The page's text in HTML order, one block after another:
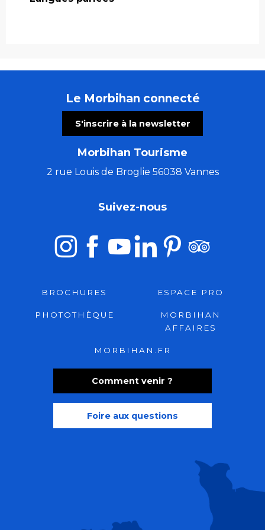
Le Morbihan connecté
S'inscrire à la newsletter
Morbihan Tourisme
2 rue Louis de Broglie 56038 Vannes
Comment venir ?
Foire aux questions
Suivez-nous
BROCHURES ESPACE PRO
PHOTOTHÈQUE
MORBIHAN
AFFAIRES
MORBIHAN.FR